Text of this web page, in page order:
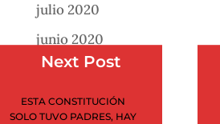
julio 2020
junio 2020
mayo 2020
abril 2020
Next Post
ESTA CONSTITUCIÓN
SOLO TUVO PADRES, HAY